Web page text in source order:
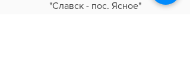
"Славск - пос. Ясное"